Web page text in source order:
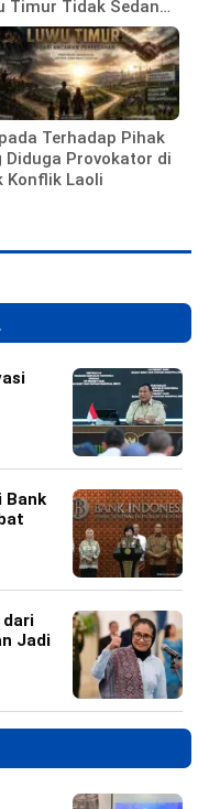
Timur Tidak Sedang
Investor
Terhadap Pihak
Diduga Provokator di
Konflik Laoli
Bank
dari
Jadi